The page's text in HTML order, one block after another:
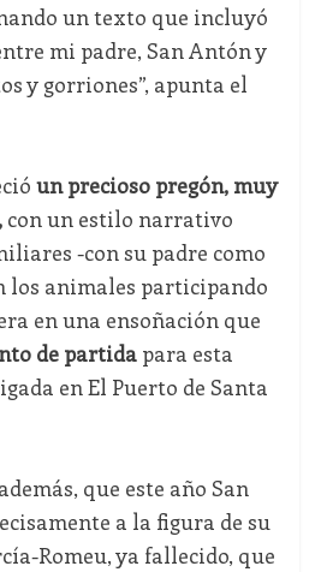
un texto que incluyó
mi padre, San Antón y
y gorriones”, apunta el
un precioso pregón, muy
con un estilo narrativo
-con su padre como
los animales participando
en una ensoñación que
de partidapara esta
en El Puerto de Santa
que este año San
a la figura de su
Romeu, ya fallecido, que